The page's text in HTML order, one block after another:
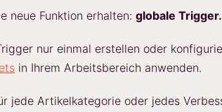
neue Funktion erhalten: globale Trigger.
nur einmal erstellen oder
in Ihrem Arbeitsbereich anwenden.
jede Artikelkategorie oder jedes